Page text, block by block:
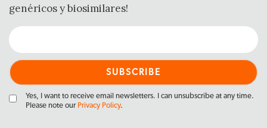
genéricos y biosimilares!
Yes, I want to receive email newsletters. I can unsubscribe at any time.
Please note our Privacy Policy.